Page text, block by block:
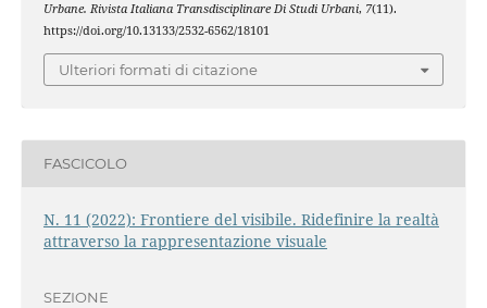
Urbane. Rivista Italiana Transdisciplinare Di Studi Urbani, 7(11).
https://doi.org/10.13133/2532-6562/18101
Ulteriori formati di citazione
FASCICOLO
N. 11 (2022): Frontiere del visibile. Ridefinire la realtà
attraverso la rappresentazione visuale
SEZIONE